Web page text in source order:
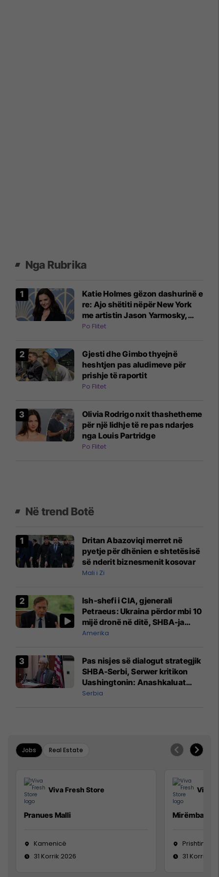
Nga Rubrika
Katie Holmes gëzon dashurinë e
re: Ajo shëtiti nëpër New York
me artistin Jason Yarmosky,
duke i mbajtur dorën
Po Flitet
Gjesti dhe Gimbo thyejnë
heshtjen pas aludimeve për
prishje të raportit
Po Flitet
Olivia Rodrigo nxit thashetheme
për një lidhje të re pas ndarjes
nga Louis Partridge
Po Flitet
Në trend Botë
Dritan Abazoviqi merret në
pyetje për dhënien e shtetësisë
së nderit biznesmenit kosovar
Mali i Zi
Ish-shefi i CIA, gjenerali
Petraeus: Ukraina përdor mbi 10
mijë dronë në ditë, SHBA-ja
mbetet shumë prapa në
Amerika
Pas nisjes së dialogut strategjik
SHBA-Serbi, Serwer kritikon
Uashingtonin: Anashkaluat
Banjskën, sulmin ndaj KFOR-it
Serbia
Jobs Real Estate
Viva Fresh Store
Pranues Malli
Kamenicë
31 Korrik 2026
Viva
Prishtinë
31 Korrik